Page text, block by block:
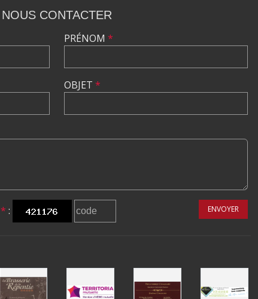
NOUS CONTACTER
PRÉNOM *
OBJET *
* : ENVOYER